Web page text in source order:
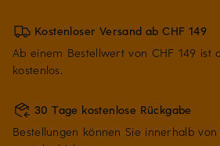
Kostenloser Versand ab CHF 149
Ab einem Bestellwert von CHF 149 ist
kostenlos.
30 Tage kostenlose Rückgabe
Bestellungen können Sie innerhalb